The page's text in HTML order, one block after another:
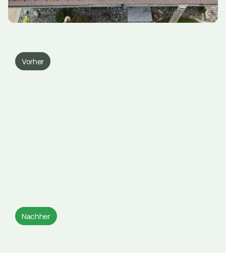
Vorher
Nachher